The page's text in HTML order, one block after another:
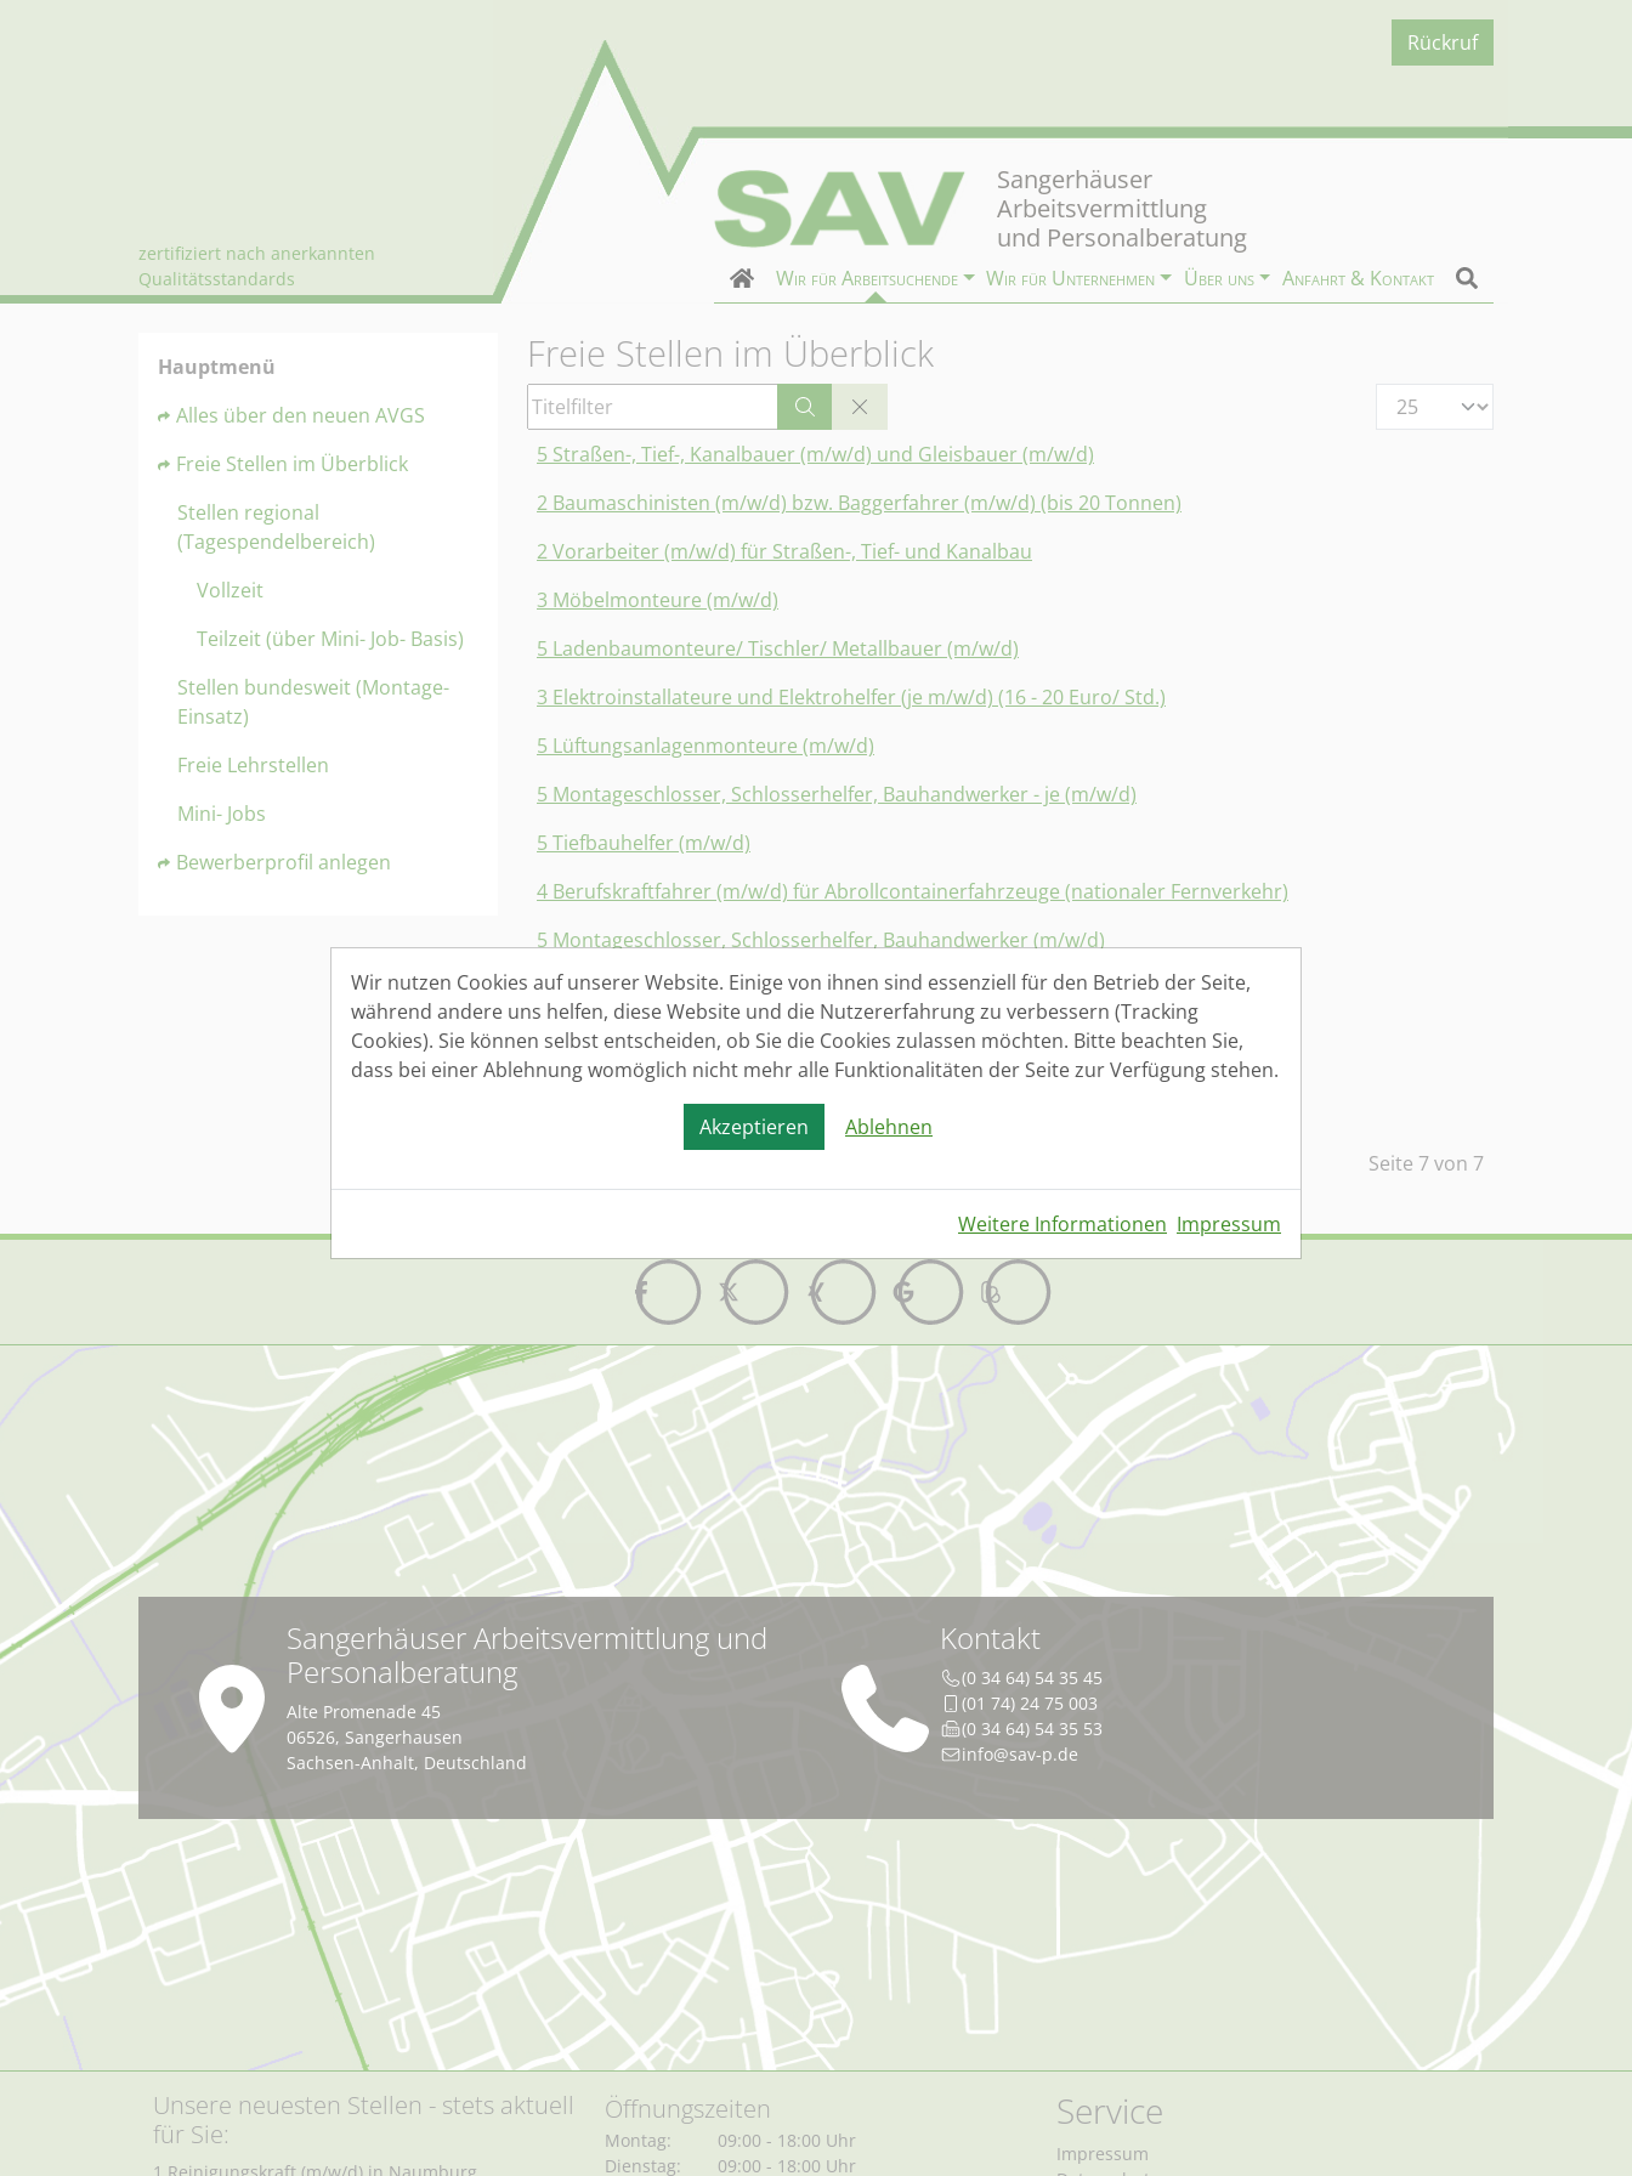
Rückruf
zertifiziert nach anerkannten
Qualitätsstandards
Sangerhäuser
Arbeitsvermittlung
und Personalberatung
Wir für Arbeitsuchende Wir für Unternehmen Über uns Anfahrt & Kontakt
Hauptmenü
Alles über den neuen AVGS
Freie Stellen im Überblick
Stellen regional
(Tagespendelbereich)
Vollzeit
Teilzeit (über Mini- Job- Basis)
Stellen bundesweit (Montage-
Einsatz)
Freie Lehrstellen
Mini- Jobs
Bewerberprofil anlegen
Freie Stellen im Überblick
Titelfilter Anzeige #
5 Straßen-, Tief-, Kanalbauer (m/w/d) und Gleisbauer (m/w/d)
2 Baumaschinisten (m/w/d) bzw. Baggerfahrer (m/w/d) (bis 20 Tonnen)
2 Vorarbeiter (m/w/d) für Straßen-, Tief- und Kanalbau
3 Möbelmonteure (m/w/d)
5 Ladenbaumonteure/ Tischler/ Metallbauer (m/w/d)
3 Elektroinstallateure und Elektrohelfer (je m/w/d) (16 - 20 Euro/ Std.)
5 Lüftungsanlagenmonteure (m/w/d)
5 Montageschlosser, Schlosserhelfer, Bauhandwerker - je (m/w/d)
5 Tiefbauhelfer (m/w/d)
4 Berufskraftfahrer (m/w/d) für Abrollcontainerfahrzeuge (nationaler Fernverkehr)
5 Montageschlosser, Schlosserhelfer, Bauhandwerker (m/w/d)
1 Bürokraft (m/w/d) für einen Bauhandwerksbetrieb
2 Maschinen- und Anlagenführer (m/w/d)
1 Geprüfter Schweißer (m/w/d)
Seite 7 von 7
1
Sangerhäuser Arbeitsvermittlung und
Personalberatung
Alte Promenade 45
06526, Sangerhausen
Sachsen-Anhalt, Deutschland
Kontakt
(0 34 64) 54 35 45
(01 74) 24 75 003
(0 34 64) 54 35 53
info@sav-p.de
Unsere neuesten Stellen - stets aktuell
für Sie:
Öffnungszeiten
Montag:
09:00 - 18:00 Uhr
Dienstag:
09:00 - 18:00 Uhr
Service
Impressum
Wir nutzen Cookies auf unserer Website. Einige von ihnen sind essenziell für den Betrieb der Seite,
während andere uns helfen, diese Website und die Nutzererfahrung zu verbessern (Tracking
Cookies). Sie können selbst entscheiden, ob Sie die Cookies zulassen möchten. Bitte beachten Sie,
dass bei einer Ablehnung womöglich nicht mehr alle Funktionalitäten der Seite zur Verfügung stehen.
Akzeptieren Ablehnen
Weitere Informationen Impressum